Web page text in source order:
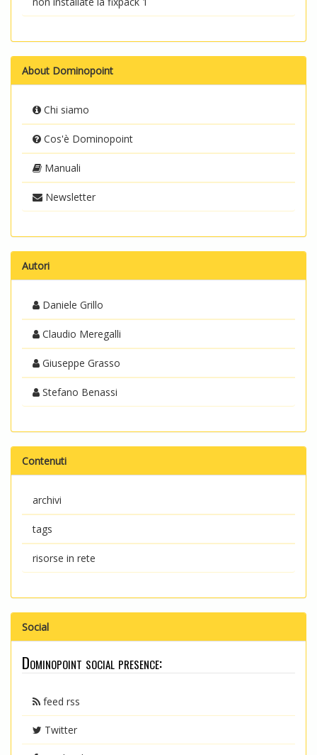
About Dominopoint
Chi siamo
Cos'è Dominopoint
Manuali
Newsletter
Autori
Daniele Grillo
Claudio Meregalli
Giuseppe Grasso
Stefano Benassi
Contenuti
archivi
tags
risorse in rete
Social
Dominopoint social presence:
feed rss
Twitter